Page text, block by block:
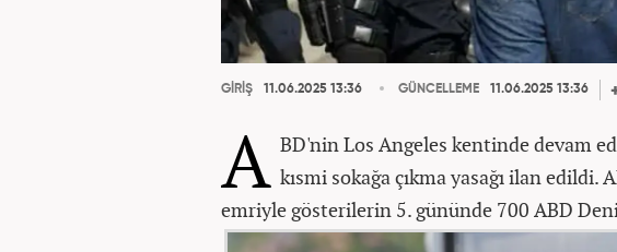
GİRİŞ 11.06.2025 13:36 GÜNCELLEME 11.06.2025 13:36
A BD'nin Los Angeles kentinde devam
kısmi sokağa çıkma yasağı ilan edildi.
emriyle gösterilerin 5. gününde 700 ABD